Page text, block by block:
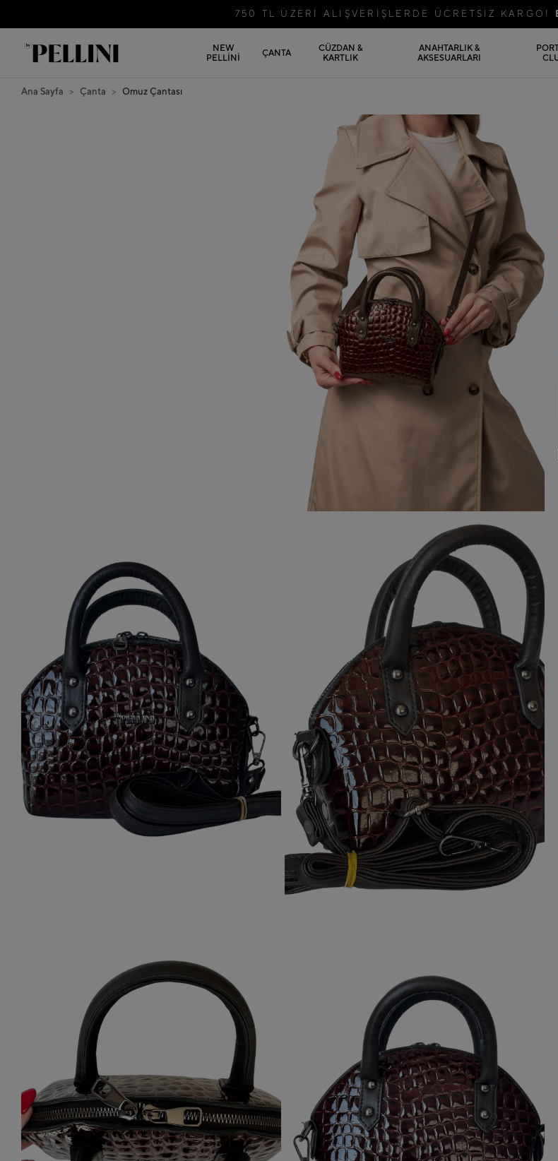
750 TL ÜZERİ ALIŞVERİŞLERDE ÜCRETSİZ KARGO!
NEW
PELLİNİ
ÇANTA
CÜZDAN &
KARTLIK
ANAHTARLIK &
AKSESUARLARI
Ana Sayfa Çanta Omuz Çantası